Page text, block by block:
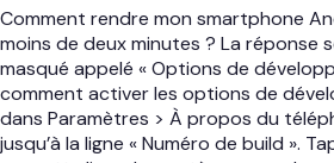
Comment rendre mon smartphone
moins de deux minutes ? La réponse
masqué appelé « Options de
comment activer les options de
dans Paramètres > À propos du
jusqu’à la ligne « Numéro de build ».